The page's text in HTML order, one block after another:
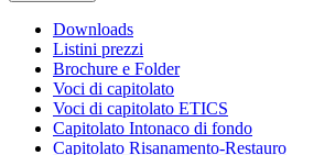
Downloads
Listini prezzi
Brochure e Folder
Voci di capitolato
Voci di capitolato ETICS
Capitolato Intonaco di fondo
Capitolato Risanamento-Restauro